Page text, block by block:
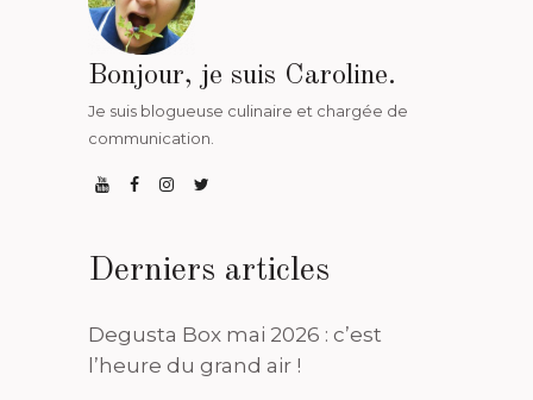
Bonjour, je suis Caroline.
Je suis blogueuse culinaire et chargée de
communication.
Derniers articles
Degusta Box mai 2026 : c’est
l’heure du grand air !